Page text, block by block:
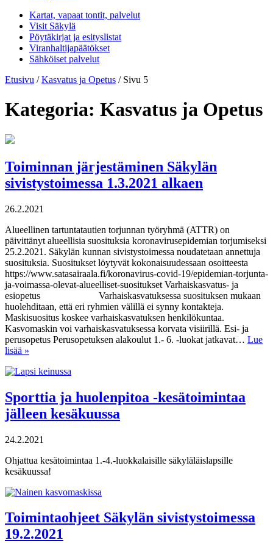
Kartat, vapaat tontit, palvelut
Visit Säkylä
Pöytäkirjat ja esityslistat
Viranhaltijapäätökset
Sähköiset palvelut
Etusivu /Kasvatus ja Opetus / Sivu 5
Kategoria: Kasvatus ja Opetus
Toiminnan järjestäminen Säkylän
sivistystoimessa 1.3.2021 alkaen
26.2.2021
Alueellinen tartuntatautien torjunnan työryhmä (ATTR) on
päivittänyt alueellisia suosituksia koronavirusepidemian torjumiseksi
25.2.2021. Säkylän kunnan sivistystoimessa noudatetaan annettuja
suosituksia. Suositukset löytyvät kokonaisuudessaan osoitteesta
https://www.satasairaala.fi/koronavirus-covid-19/epidemian-torjunta-
ja-voimassa-olevat-alueelliset-suositukset Varhaiskasvatus- ja
esiopetus Varhaiskasvatuksessa suosituksen mukaan
huolehditaan, että eri ryhmien välillä ei synny kontakteja.
Maskisuositus koskee varhaiskasvatuksen henkilökuntaa.
Kasvomaskin voi varhaiskasvatuksessa korvata visiirillä. Esi- ja
perusopetus Perusopetuksen alakoulut 1.- 6. -luokat jatkavat… Lue
lisää »
Sporttia ja huolenpitoa -kesätoimintaa
jälleen kesäkuussa
24.2.2021
Ohjattua kesätoimintaa 1.-4.-luokkalaisille säkyläläislapsille
kesäkuussa!
Toimintaohjeet Säkylän sivistystoimessa
19.2.2021